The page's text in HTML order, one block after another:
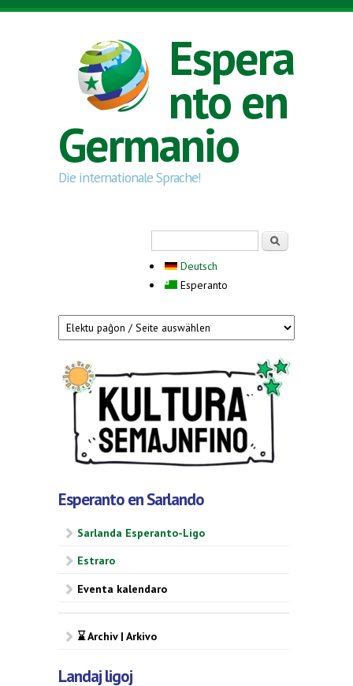
Skip to main content
Espera
nto en
Germanio
Die internationale Sprache!
Deutsch
Esperanto
Esperanto en Sarlando
Sarlanda Esperanto-Ligo
Estraro
Eventa kalendaro
⌛ Archiv | Arkivo
Landaj ligoj